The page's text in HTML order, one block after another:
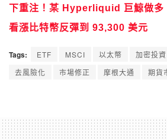
下重注！某 Hyperliquid 巨鯨做多
看漲比特幣反彈到 93,300 美元
Tags: ETF MSCI 以太幣 加密投資
去風險化
市場修正 摩根大通 期貨